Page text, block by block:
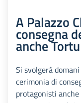
A Palazzo
consegna
anche
Si svolgerà
cerimonia di
protagonisti